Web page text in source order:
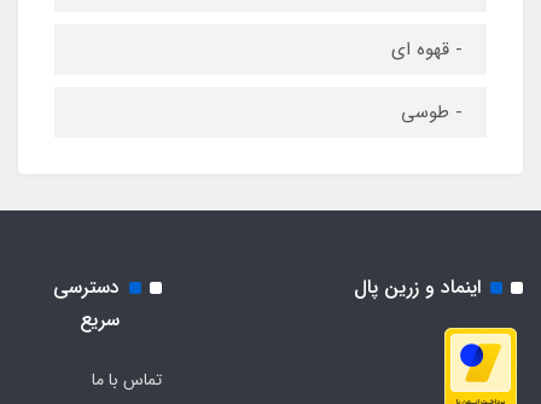
- قهوه ای
- طوسی
اینماد و زرین پال
دسترسی
سریع
تماس با ما